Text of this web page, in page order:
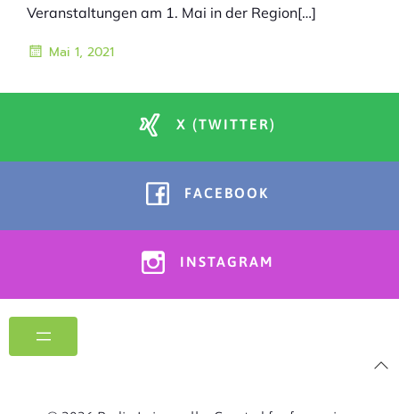
Veranstaltungen am 1. Mai in der Region[…]
Mai 1, 2021
X (TWITTER)
FACEBOOK
INSTAGRAM